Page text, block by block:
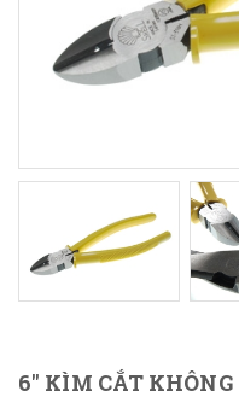
6" KÌM CẮT KHÔNG